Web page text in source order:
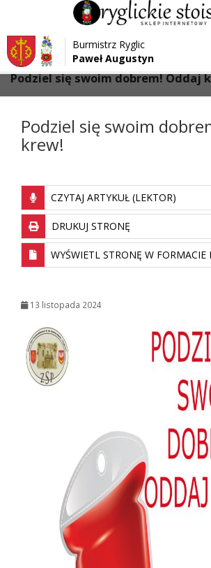
Przejdź do menu
Przejdź do głównej treści strony
Przejdź do stopki strony
Burmistrz Ryglic
Paweł Augustyn
Strona główna > Aktualności
Podziel się swoim dobrem! Oddaj
Podziel się swoim
krew!
CZYTAJ ARTYKUŁ (LEKTOR)
DRUKUJ STRONĘ
WYŚWIETL STRONĘ W FORMACIE
13 listopada 2024